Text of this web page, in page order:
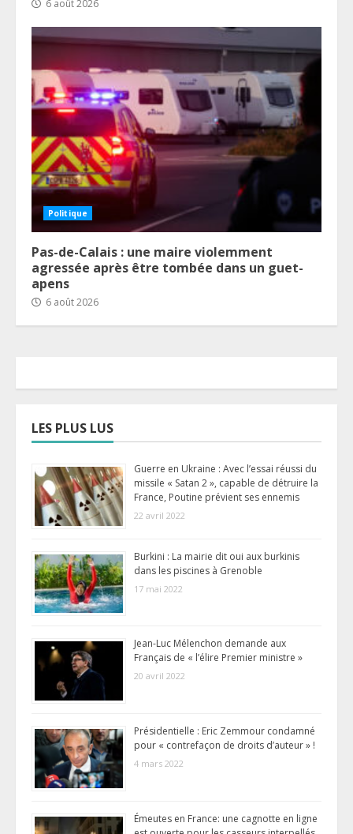
6 août 2026
Politique
Pas-de-Calais : une maire violemment
agressée après être tombée dans un guet-
apens
6 août 2026
LES PLUS LUS
Guerre en Ukraine : Avec l’essai réussi du
missile « Satan 2 », capable de détruire la
France, Poutine prévient ses ennemis
22 avril 2022
Burkini : La mairie dit oui aux burkinis
dans les piscines à Grenoble
17 mai 2022
Jean-Luc Mélenchon demande aux
Français de « l’élire Premier ministre »
20 avril 2022
Présidentielle : Eric Zemmour condamné
pour « contrefaçon de droits d’auteur » !
4 mars 2022
Émeutes en France: une cagnotte en ligne